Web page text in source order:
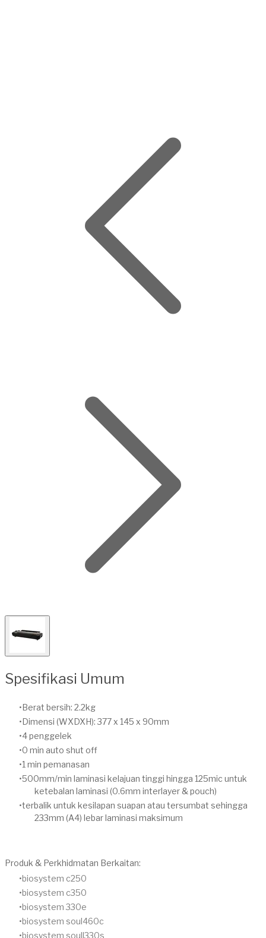
Spesifikasi Umum
Berat bersih: 2.2kg
Dimensi (WXDXH): 377 x 145 x 90mm
4 penggelek
0 min auto shut off
1 min pemanasan
500mm/min laminasi kelajuan tinggi hingga 125mic untuk
ketebalan laminasi (0.6mm interlayer & pouch)
terbalik untuk kesilapan suapan atau tersumbat sehingga
233mm (A4) lebar laminasi maksimum
Produk & Perkhidmatan Berkaitan:
biosystem c250
biosystem c350
biosystem 330e
biosystem soul460c
biosystem soull330s